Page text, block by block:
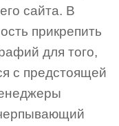
сайта. В
прикрепить
для того,
с предстоящей